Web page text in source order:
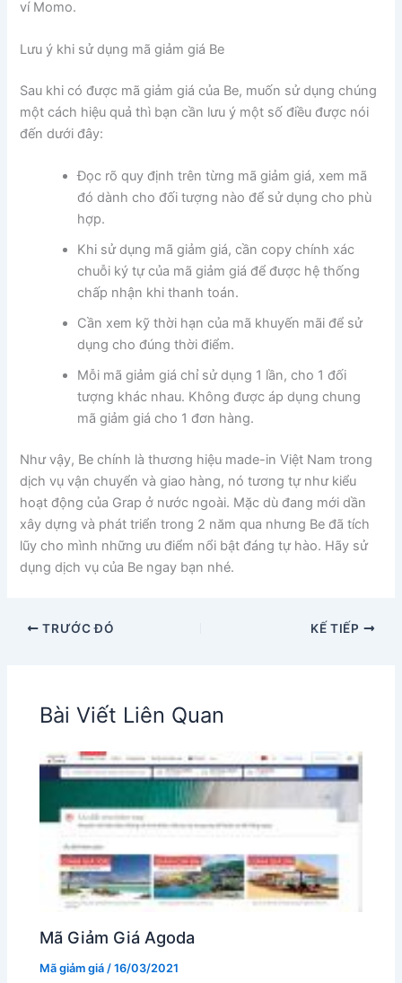
ví Momo.
Lưu ý khi sử dụng mã giảm giá Be
Sau khi có được mã giảm giá của Be, muốn sử dụng chúng
một cách hiệu quả thì bạn cần lưu ý một số điều được nói
đến dưới đây:
Đọc rõ quy định trên từng mã giảm giá, xem mã
đó dành cho đối tượng nào để sử dụng cho phù
hợp.
Khi sử dụng mã giảm giá, cần copy chính xác
chuỗi ký tự của mã giảm giá để được hệ thống
chấp nhận khi thanh toán.
Cần xem kỹ thời hạn của mã khuyến mãi để sử
dụng cho đúng thời điểm.
Mỗi mã giảm giá chỉ sử dụng 1 lần, cho 1 đối
tượng khác nhau. Không được áp dụng chung
mã giảm giá cho 1 đơn hàng.
Như vậy, Be chính là thương hiệu made-in Việt Nam trong
dịch vụ vận chuyển và giao hàng, nó tương tự như kiểu
hoạt động của Grap ở nước ngoài. Mặc dù đang mới dần
xây dựng và phát triển trong 2 năm qua nhưng Be đã tích
lũy cho mình những ưu điểm nổi bật đáng tự hào. Hãy sử
dụng dịch vụ của Be ngay bạn nhé.
TRƯỚC ĐÓ KẾ TIẾP
Bài Viết Liên Quan
Mã Giảm Giá Agoda
Mã giảm giá /16/03/2021